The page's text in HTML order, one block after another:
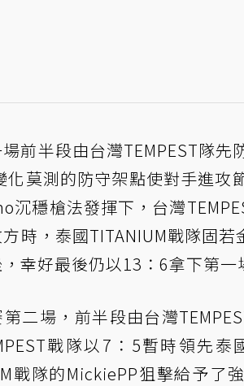
前半段由台灣TEMPEST隊
化莫測的防守架點使對手進攻
沉穩槍法發揮下，台灣
時，泰國TITANIUM戰隊固
幸好最後仍以13：6拿下第一
二場，前半段由台灣
戰隊以7：5暫時領先
戰隊的MickiePP狙擊給予了